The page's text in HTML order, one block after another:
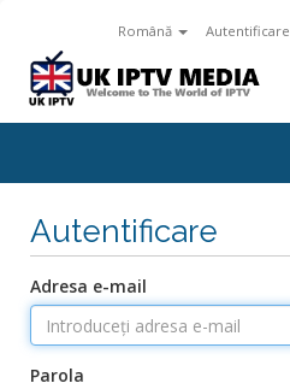
Română Autentificare
Autentificare
Adresa e-mail
Parola